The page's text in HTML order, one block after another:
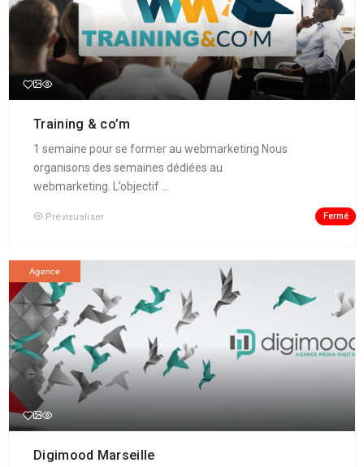
Training & co’m
1 semaine pour se former au webmarketing Nous
organisons des semaines dédiées au
webmarketing. L’objectif ...
Prévisualiser Fermé
Agence
Digimood Marseille